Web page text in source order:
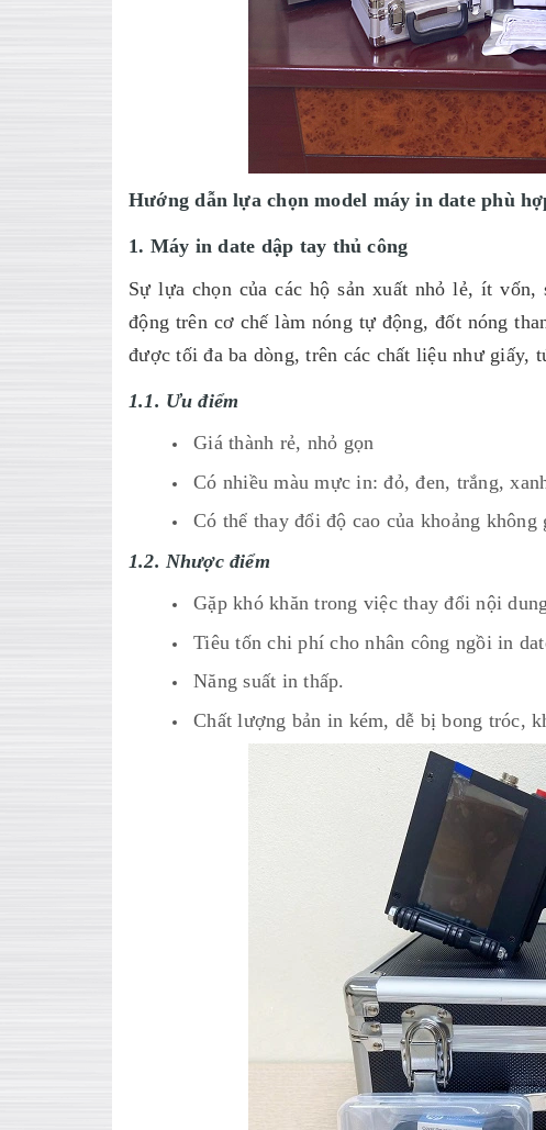
Hướng dẫn lựa chọn model máy in date phù
1. Máy in date dập tay thủ công
Sự lựa chọn của các hộ sản xuất nhỏ lẻ, ít
động trên cơ chế làm nóng tự động, đốt nóng
được tối đa ba dòng, trên các chất liệu như
1.1. Ưu điểm
Giá thành rẻ, nhỏ gọn
Có nhiều màu mực in: đỏ, đen, trắng,
Có thể thay đổi độ cao của khoảng
1.2. Nhược điểm
Gặp khó khăn trong việc thay đổi nội
Tiêu tốn chi phí cho nhân công ngồi in
Năng suất in thấp.
Chất lượng bản in kém, dễ bị bong tróc,